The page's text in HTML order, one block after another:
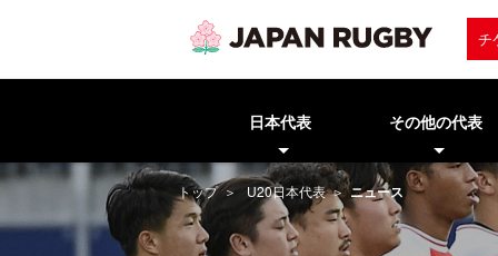
チ
日本代表 その他の代表
トップ U20日本代表 ニュース